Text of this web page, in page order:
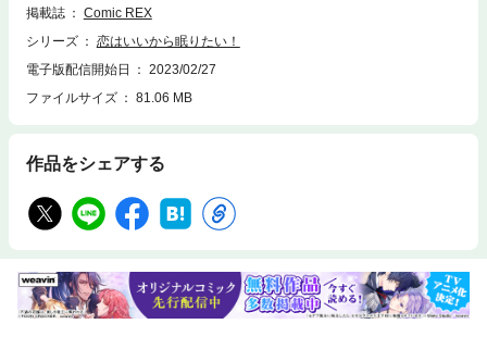
掲載誌
Comic REX
シリーズ
恋はいいから眠りたい！
電子版配信開始日
2023/02/27
ファイルサイズ
81.06 MB
作品をシェアする